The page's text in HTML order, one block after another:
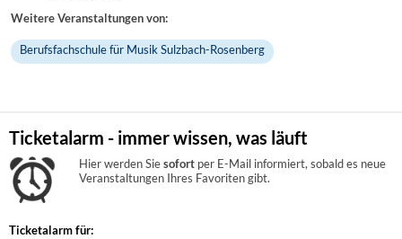
Weitere Veranstaltungen von:
Berufsfachschule für Musik Sulzbach-Rosenberg
Ticketalarm - immer wissen, was läuft
Hier werden Siesofort per E-Mail informiert, sobald es neue
Veranstaltungen Ihres Favoriten gibt.
Ticketalarm für: